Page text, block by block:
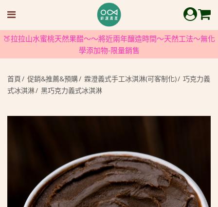
🍑拉拉山水蜜桃天然果醋～～將近兩年釀造時間～天然工法～無化
學添加物-限量銷售
首頁 促銷&推薦&預購 霖澄義式手工冰淇淋(可客制化)
巧克力義
式冰淇淋
黑巧克力義式冰淇淋